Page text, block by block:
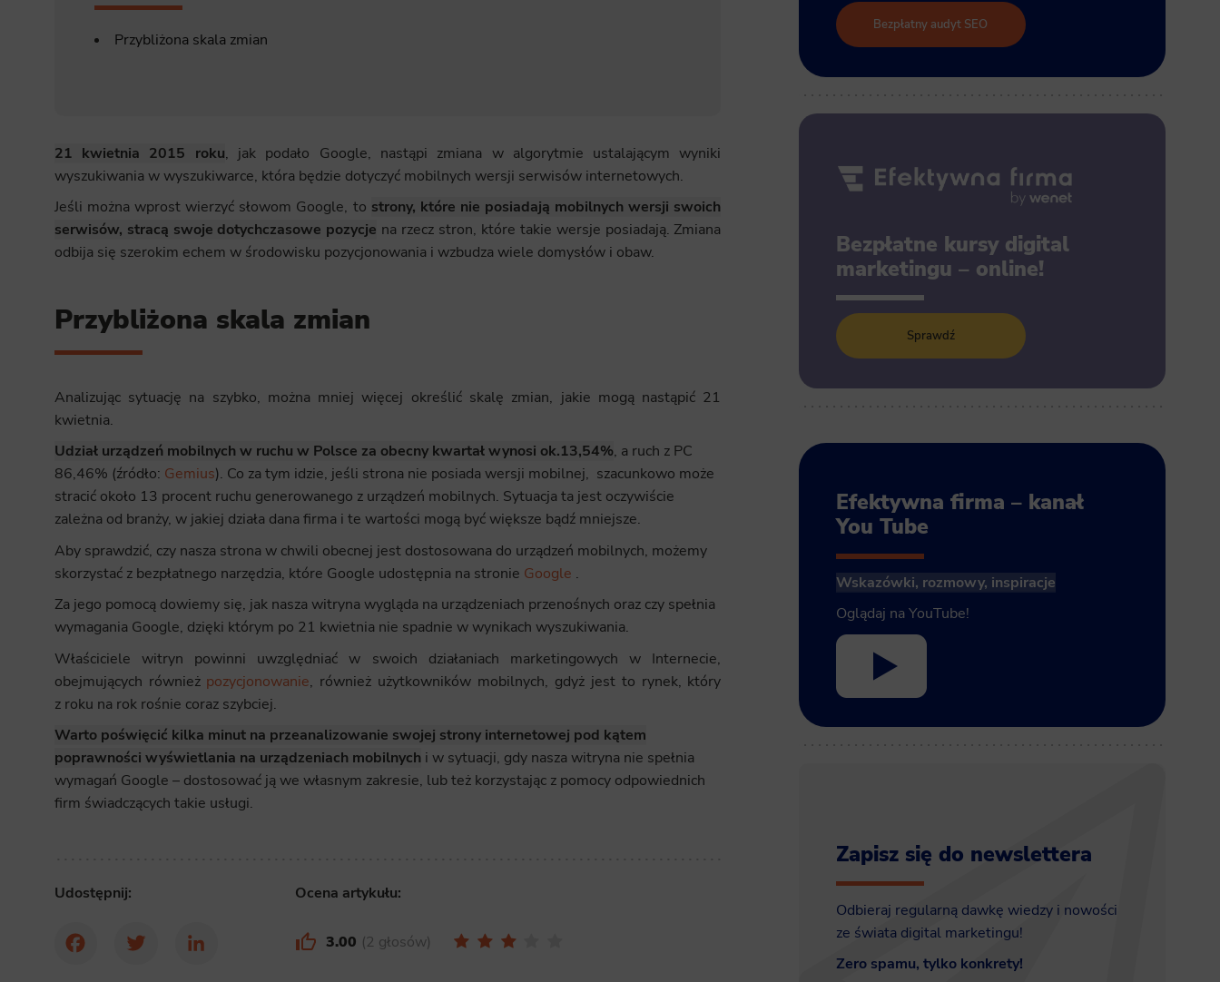
Przybliżona skala zmian
21 kwietnia 2015 roku, jak podało Google, nastąpi zmiana w algorytmie ustalającym wyniki
wyszukiwania w wyszukiwarce, która będzie dotyczyć mobilnych wersji serwisów internetowych.
Jeśli można wprost wierzyć słowom Google, to strony, które nie posiadają mobilnych wersji swoich
serwisów, stracą swoje dotychczasowe pozycje na rzecz stron, które takie wersje posiadają. Zmiana
odbija się szerokim echem w środowisku pozycjonowania i wzbudza wiele domysłów i obaw.
Przybliżona skala zmian
Analizując sytuację na szybko, można mniej więcej określić skalę zmian, jakie mogą nastąpić 21
kwietnia.
Udział urządzeń mobilnych w ruchu w Polsce za obecny kwartał wynosi ok.13,54%, a ruch z PC
86,46% (źródło: Gemius). Co za tym idzie, jeśli strona nie posiada wersji mobilnej, szacunkowo może
stracić około 13 procent ruchu generowanego z urządzeń mobilnych. Sytuacja ta jest oczywiście
zależna od branży, w jakiej działa dana firma i te wartości mogą być większe bądź mniejsze.
Aby sprawdzić, czy nasza strona w chwili obecnej jest dostosowana do urządzeń mobilnych, możemy
skorzystać z bezpłatnego narzędzia, które Google udostępnia na stronie Google .
Za jego pomocą dowiemy się, jak nasza witryna wygląda na urządzeniach przenośnych oraz czy spełnia
wymagania Google, dzięki którym po 21 kwietnia nie spadnie w wynikach wyszukiwania.
Właściciele witryn powinni uwzględniać w swoich działaniach marketingowych w Internecie,
obejmujących również pozycjonowanie, również użytkowników mobilnych, gdyż jest to rynek, który
z roku na rok rośnie coraz szybciej.
Warto poświęcić kilka minut na przeanalizowanie swojej strony internetowej pod kątem
poprawności wyświetlania na urządzeniach mobilnych i w sytuacji, gdy nasza witryna nie spełnia
wymagań Google – dostosować ją we własnym zakresie, lub też korzystając z pomocy odpowiednich
firm świadczących takie usługi.
Udostępnij:
FacebookTwitter LinkedIn
Ocena artykułu:
3.00 2 głosów
Bezpłatny audyt SEO
Bezpłatne kursy digital
marketingu – online!
Sprawdź
Efektywna firma – kanał
You Tube
Wskazówki, rozmowy, inspiracje
Oglądaj na YouTube!
Zapisz się do newslettera
Odbieraj regularną dawkę wiedzy i nowości
ze świata digital marketingu!
Zero spamu, tylko konkrety!